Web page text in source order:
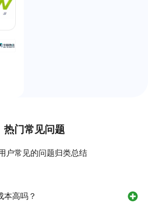
热门常见问题
户常见的问题归类总结
本高吗？